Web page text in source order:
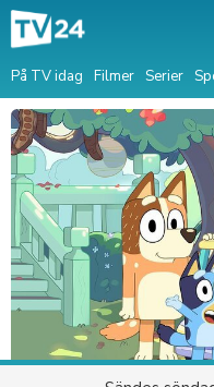
På TV idag Filmer Serier